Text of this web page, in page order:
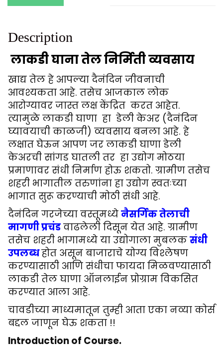
Description
लाकडी घाना तेल निर्मिती व्यवसाय
खाद्य तेल हे आपल्या दैनंदिन जीवनाची
आवश्यकता आहे. तसेच आजकाल लोक
आरोग्यावर जास्त लक्ष केंद्रित करत आहेत.
त्यामुळे लाकडी घाणा हा डेली केअर (दैनंदिन
घ्यावयाची काळजी) व्यवसाय बनला आहे. हे
लक्षात घेऊन आपण जर लाकडी घाणा डेली
केअरची सांगड घातली तर हा उद्योग मोठया
प्रमाणावर संधी निर्माण होऊ शकतो. ग्रामीण तसेच
शहरी भागातील तरुणांना हा उद्योग स्वतःच्या
भागात सुरू करण्याची मोठी संधी आहे.
दैनंदिन गरजेच्या वस्तूमध्येनैसर्गिक तेलाची
मागणी प्रचंडवाढलेली दिसून येत आहे. ग्रामीण
तसेच शहरी भागामध्ये या उद्योगाला मुबलकसंधी
उपलब्धहोत असून बाजाराचे योग्य विश्लेषण
करण्यासाठी आणि संधीचा फायदा मिळवण्यासाठी
लाकडी तेल घाणा ऑनलाईन प्रोग्राम विकसित
करण्यात आला आहे.
चावडीच्या माध्यमातून तुम्ही आता एका नव्या कोर्स
बद्दल जाणून घेऊ शकता !!
Introduction of Course.